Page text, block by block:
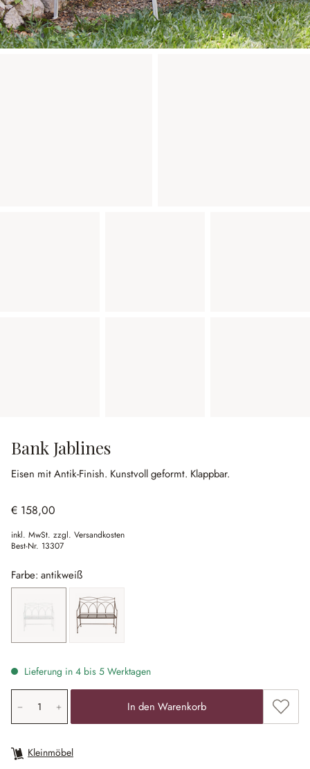
Bank Jablines
Eisen mit Antik-Finish. Kunstvoll geformt. Klappbar.
€ 158,00
inkl. MwSt. zzgl. Versandkosten
Best-Nr. 13307
Farbe: antikweiß
antikweiß braun
Lieferung in 4 bis 5 Werktagen
Produkt Anzahl: Gib den gewünschten Wert ein oder
In den Warenkorb Zum
Kleinmöbel